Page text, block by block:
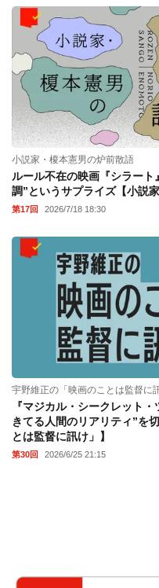
小説家・榎本憲男の炉前散語
ルール不在の映画『シラー
調”というサプライズ【小説
第17回 2026/7/18 18:30
宇野維正の「映画のことは監督に
『マジカル・シークレット
きてる人間のリアリティ”を
とは監督に訊け」】
第30回 2026/6/25 21:15